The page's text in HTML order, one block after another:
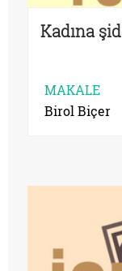
Kadına
MAKALE
Birol Biçer